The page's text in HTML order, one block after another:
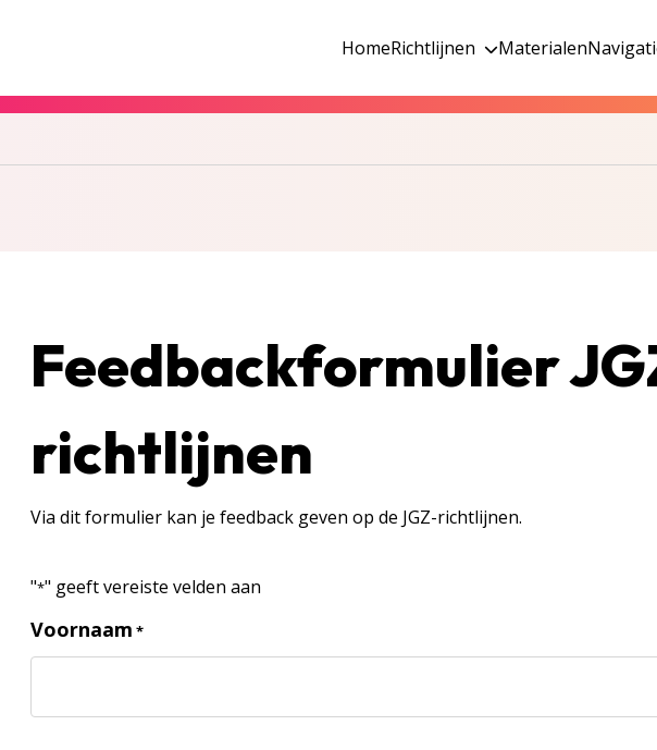
HomeRichtlijnen Materialen
Feedbackformulier
richtlijnen
Via dit formulier kan je feedback geven op de JGZ-richtlijnen.
"*" geeft vereiste velden aan
Voornaam *